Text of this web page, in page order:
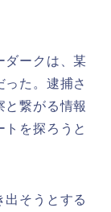
ダークは、某
った。逮捕さ
と繋がる情報
を探ろうと
出そうとする